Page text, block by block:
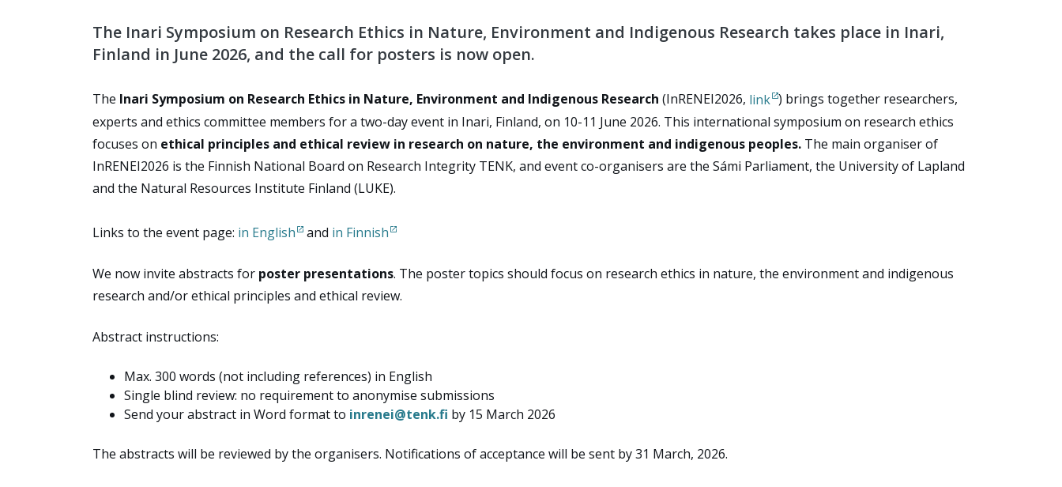
The Inari Symposium on Research Ethics in Nature, Environment and Indigenous Research takes place in Inari,
Finland in June 2026, and the call for posters is now open.
The Inari Symposium on Research Ethics in Nature, Environment and Indigenous Research (InRENEI2026, link ) brings together researchers,
experts and ethics committee members for a two-day event in Inari, Finland, on 10-11 June 2026. This international symposium on research ethics
focuses on ethical principles and ethical review in research on nature, the environment and indigenous peoples. The main organiser of
InRENEI2026 is the Finnish National Board on Research Integrity TENK, and eventco-organisers are the Sámi Parliament, the University of Lapland
and the Natural Resources Institute Finland (LUKE).
Links to the event page: in English and in Finnish
We now invite abstracts for poster presentations. The poster topics should focus on research ethics in nature, the environment and indigenous
research and/or ethical principles and ethical review.
Abstract instructions:
Max. 300 words (not including references) in English
Single blind review: no requirement to anonymise submissions
Send your abstract in Word format to inrenei@tenk.fi by 15 March 2026
The abstracts will be reviewed by the organisers. Notifications of acceptance will be sent by 31 March, 2026.